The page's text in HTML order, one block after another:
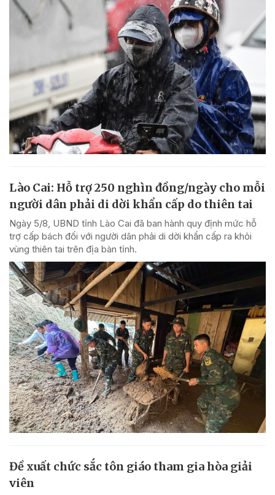
Lào Cai: Hỗ trợ 250 nghìn đồng/ngày cho mỗi
người dân phải di dời khẩn cấp do thiên tai
Ngày 5/8, UBND tỉnh Lào Cai đã ban hành quy định mức hỗ
trợ cấp bách đối với người dân phải di dời khẩn cấp ra khỏi
vùng thiên tai trên địa bàn tỉnh.
Đề xuất chức sắc tôn giáo tham gia hòa giải
viên